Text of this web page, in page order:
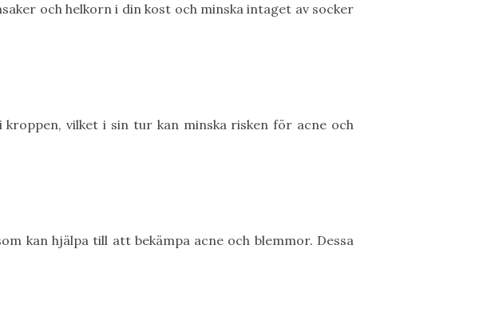
och helkorn i din kost och minska intaget av socker
vilket i sin tur kan minska risken för acne och
kan hjälpa till att bekämpa acne och blemmor. Dessa